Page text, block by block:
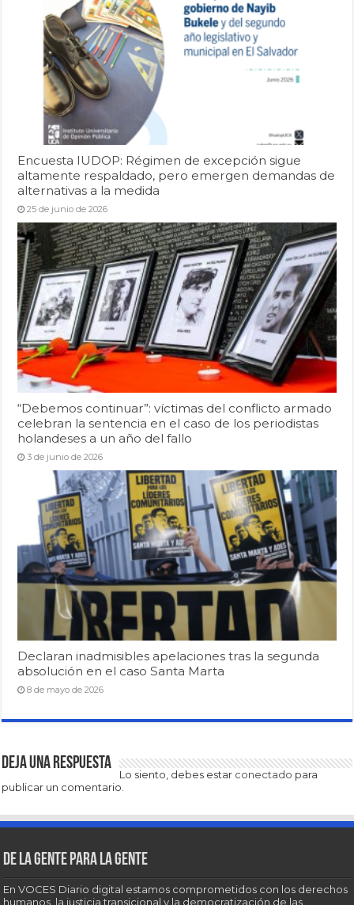
Encuesta IUDOP: Régimen de excepción sigue
altamente respaldado, pero emergen demandas de
alternativas a la medida
25 de junio de 2026
“Debemos continuar”: víctimas del conflicto armado
celebran la sentencia en el caso de los periodistas
holandeses a un año del fallo
3 de junio de 2026
Declaran inadmisibles apelaciones tras la segunda
absolución en el caso Santa Marta
8 de mayo de 2026
Deja una respuesta
Lo siento, debes estar conectado para
publicar un comentario.
De la gente para la gente
En VOCES Diario digital estamos comprometidos con los derechos
humanos, la justicia transicional y la democratización de las